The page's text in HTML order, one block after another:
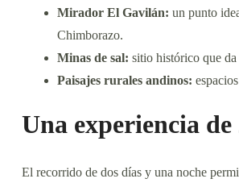
Mirador El Gavilán: un punto
Chimborazo.
Minas de sal: sitio histórico que
Paisajes rurales andinos:
Una experiencia de
El recorrido de dos días y una noche